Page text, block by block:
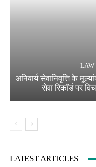
LAW
अनिवार्य सेवानिवृत्ति के
सेवा रिकॉर्ड पर
LATEST ARTICLES